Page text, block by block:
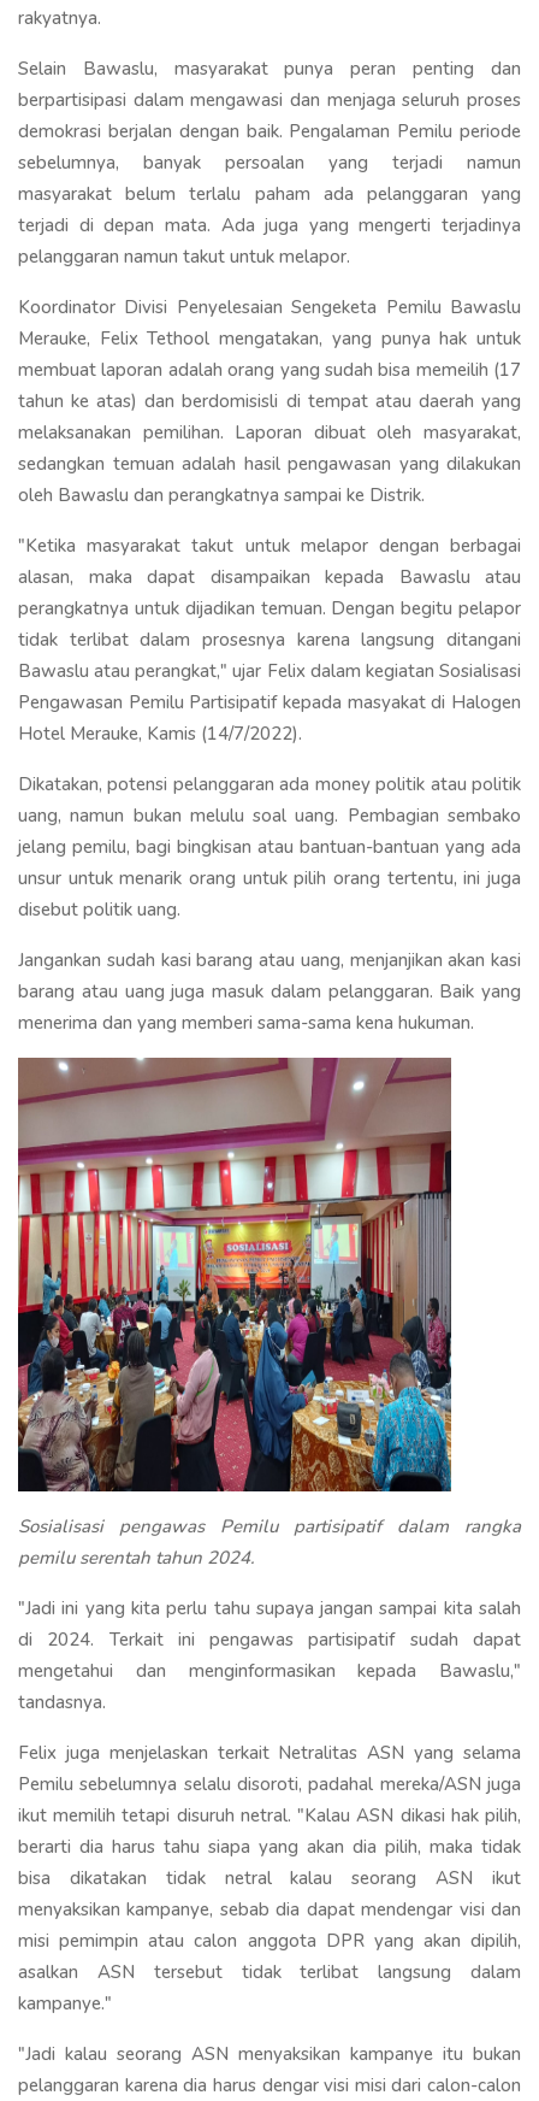
rakyatnya.
Selain Bawaslu, masyarakat punya peran penting dan
berpartisipasi dalam mengawasi dan menjaga seluruh proses
demokrasi berjalan dengan baik. Pengalaman Pemilu periode
sebelumnya, banyak persoalan yang terjadi namun
masyarakat belum terlalu paham ada pelanggaran yang
terjadi di depan mata. Ada juga yang mengerti terjadinya
pelanggaran namun takut untuk melapor.
Koordinator Divisi Penyelesaian Sengeketa Pemilu Bawaslu
Merauke, Felix Tethool mengatakan, yang punya hak untuk
membuat laporan adalah orang yang sudah bisa memeilih (17
tahun ke atas) dan berdomisisli di tempat atau daerah yang
melaksanakan pemilihan. Laporan dibuat oleh masyarakat,
sedangkan temuan adalah hasil pengawasan yang dilakukan
oleh Bawaslu dan perangkatnya sampai ke Distrik.
"Ketika masyarakat takut untuk melapor dengan berbagai
alasan, maka dapat disampaikan kepada Bawaslu atau
perangkatnya untuk dijadikan temuan. Dengan begitu pelapor
tidak terlibat dalam prosesnya karena langsung ditangani
Bawaslu atau perangkat," ujar Felix dalam kegiatan Sosialisasi
Pengawasan Pemilu Partisipatif kepada masyakat di Halogen
Hotel Merauke, Kamis (14/7/2022).
Dikatakan, potensi pelanggaran ada money politik atau politik
uang, namun bukan melulu soal uang. Pembagian sembako
jelang pemilu, bagi bingkisan atau bantuan-bantuan yang ada
unsur untuk menarik orang untuk pilih orang tertentu, ini juga
disebut politik uang.
Jangankan sudah kasi barang atau uang, menjanjikan akan kasi
barang atau uang juga masuk dalam pelanggaran. Baik yang
menerima dan yang memberi sama-sama kena hukuman.
Sosialisasi pengawas Pemilu partisipatif dalam rangka
pemilu serentah tahun 2024.
"Jadi ini yang kita perlu tahu supaya jangan sampai kita salah
di 2024. Terkait ini pengawas partisipatif sudah dapat
mengetahui dan menginformasikan kepada Bawaslu,"
tandasnya.
Felix juga menjelaskan terkait Netralitas ASN yang selama
Pemilu sebelumnya selalu disoroti, padahal mereka/ASN juga
ikut memilih tetapi disuruh netral. "Kalau ASN dikasi hak pilih,
berarti dia harus tahu siapa yang akan dia pilih, maka tidak
bisa dikatakan tidak netral kalau seorang ASN ikut
menyaksikan kampanye, sebab dia dapat mendengar visi dan
misi pemimpin atau calon anggota DPR yang akan dipilih,
asalkan ASN tersebut tidak terlibat langsung dalam
kampanye."
"Jadi kalau seorang ASN menyaksikan kampanye itu bukan
pelanggaran karena dia harus dengar visi misi dari calon-calon